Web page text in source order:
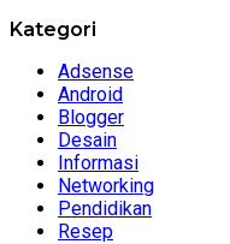
Kategori
Adsense
Android
Blogger
Desain
Informasi
Networking
Pendidikan
Resep